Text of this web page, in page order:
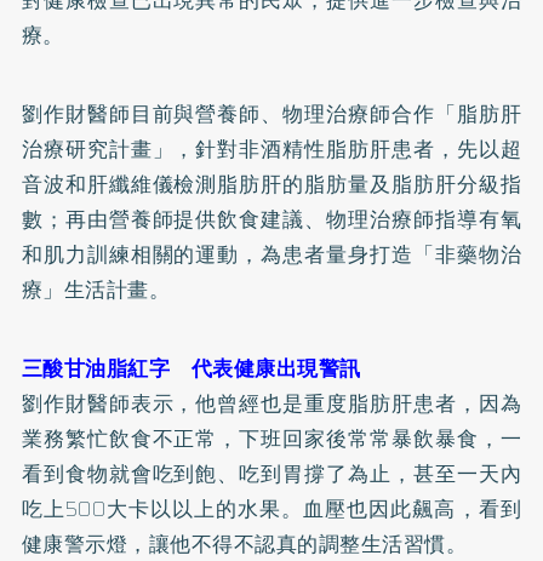
療。
劉作財醫師目前與營養師、物理治療師合作「脂肪肝
治療研究計畫」，針對非酒精性脂肪肝患者，先以超
音波和肝纖維儀檢測脂肪肝的脂肪量及脂肪肝分級指
數；再由營養師提供飲食建議、物理治療師指導有氧
和肌力訓練相關的運動，為患者量身打造「非藥物治
療」生活計畫。
三酸甘油脂紅字 代表健康出現警訊
劉作財醫師表示，他曾經也是重度脂肪肝患者，因為
業務繁忙飲食不正常，下班回家後常常暴飲暴食，一
看到食物就會吃到飽、吃到胃撐了為止，甚至一天內
吃上500大卡以以上的水果。血壓也因此飆高，看到
健康警示燈，讓他不得不認真的調整生活習慣。